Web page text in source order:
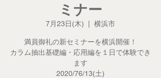
ミナー
7月23日(木) 横浜市
満員御礼の新セミナーを横浜開催！
カラム抽出基礎編・応用編を１日で体験でき
ます
2020/76/13(土)